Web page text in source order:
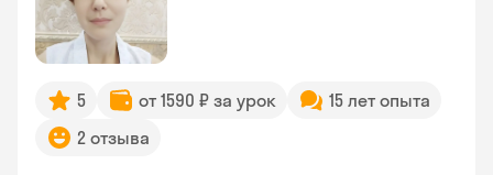
5 от 1590 ₽ за урок
15 лет опыта
2 отзыва